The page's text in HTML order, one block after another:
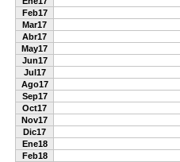
Feb17
Mar17
Abr17
May17
Jun17
Jul17
Ago17
Sep17
Oct17
Nov17
Dic17
Ene18
Feb18